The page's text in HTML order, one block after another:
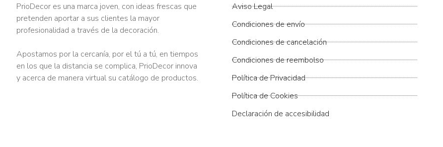
PrioDecor es una marca joven, con ideas frescas que
pretenden aportar a sus clientes la mayor
profesionalidad a través de la decoración.
Apostamos por la cercanía, por el tú a tú, en tiempos
en los que la distancia se complica, PrioDecor innova
y acerca de manera virtual su catálogo de productos.
Aviso Legal
Condiciones de envío
Condiciones de cancelación
Condiciones de reembolso
Política de Privacidad
Política de Cookies
Declaración de accesibilidad